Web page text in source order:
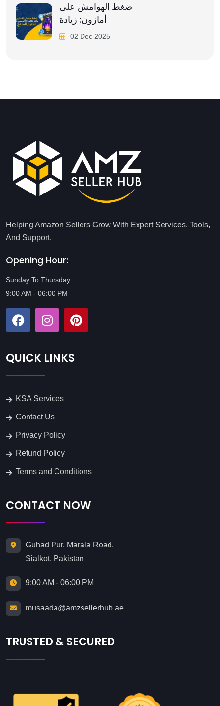
ضغط الهوامش على
أمازون: زيادة
02 Dec 2025
Helping Amazon Sellers Grow With Expert Services, Tools,
And Support.
Opening Hour:
Sunday To Thursday
9:00 AM - 06:00 PM
QUICK LINKS
KSA Services
Contact Us
Privacy Policy
Refund Policy
Terms and Conditions
CONTACT NOW
Guhad Pur, Marala Road,
Sialkot, Pakistan
9:00 AM - 06:00 PM
musaada@amzsellerhub.ae
TRUSTED & SECURED